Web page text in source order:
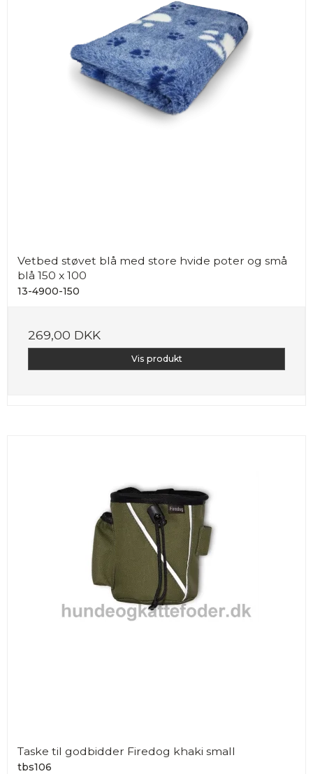
Vetbed støvet blå med store hvide poter og små
blå 150 x 100
13-4900-150
269,00 DKK
Vis produkt
Taske til godbidder Firedog khaki small
tbs106